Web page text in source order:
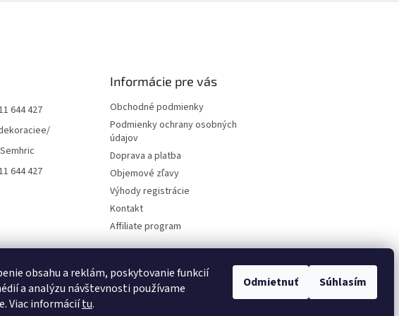
obsahu a reklám, poskytovanie funkcií
a analýzu návštevnosti používame
Viac informáciítu.
Odmietnuť Súhlasím
644 427
644 427
Informácie pre vás
Obchodné podmienky
Podmienky ochrany osobných
údajov
Doprava a platba
Objemové zľavy
Výhody registrácie
Kontakt
Affiliate program